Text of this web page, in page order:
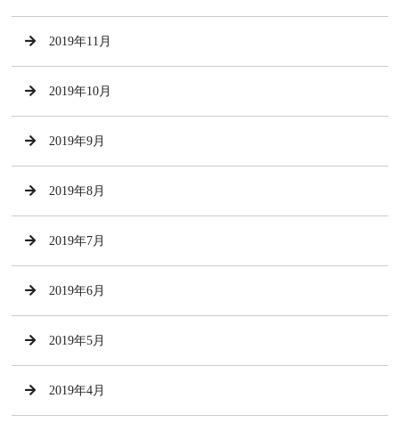
2019年11月
2019年10月
2019年9月
2019年8月
2019年7月
2019年6月
2019年5月
2019年4月